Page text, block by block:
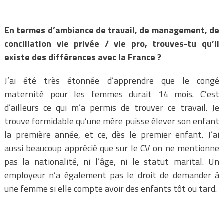
En termes d’ambiance de travail, de management, de
conciliation vie privée / vie pro, trouves-tu qu’il
existe des différences avec la France ?
J’ai été très étonnée d’apprendre que le congé
maternité pour les femmes durait 14 mois. C’est
d’ailleurs ce qui m’a permis de trouver ce travail. Je
trouve formidable qu’une mère puisse élever son enfant
la première année, et ce, dès le premier enfant. J’ai
aussi beaucoup apprécié que sur le CV on ne mentionne
pas la nationalité, ni l’âge, ni le statut marital. Un
employeur n’a également pas le droit de demander à
une femme si elle compte avoir des enfants tôt ou tard.